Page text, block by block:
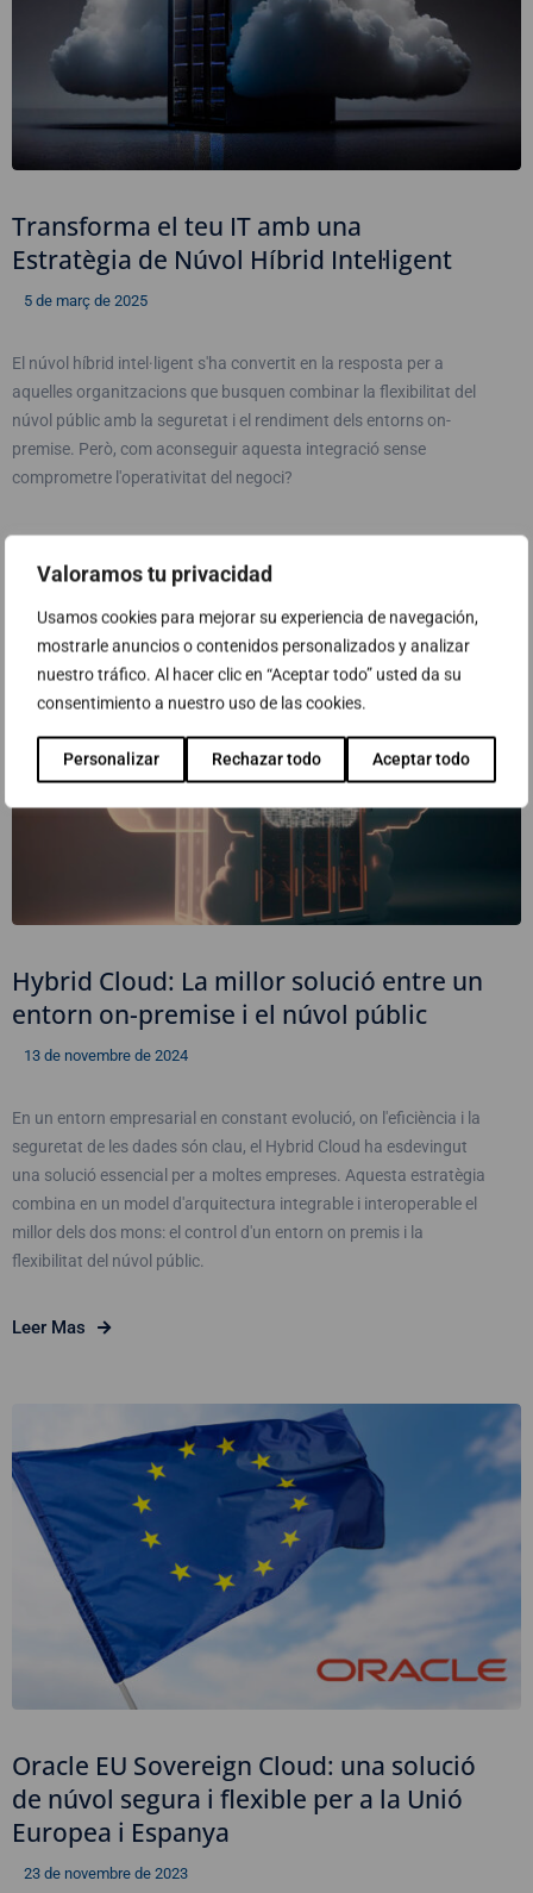
Valoramos tu privacidad
Usamos cookies para mejorar su experiencia de navegación,
mostrarle anuncios o contenidos personalizados y analizar
nuestro tráfico. Al hacer clic en “Aceptar todo” usted da su
consentimiento a nuestro uso de las cookies.
Personalizar Rechazar todo Aceptar todo
Transforma el teu IT amb una
Estratègia de Núvol Híbrid Intel·ligent
5 de març de 2025
El núvol híbrid intel·ligent s'ha convertit en la resposta per a
aquelles organitzacions que busquen combinar la flexibilitat del
núvol públic amb la seguretat i el rendiment dels entorns on-
premise. Però, com aconseguir aquesta integració sense
comprometre l'operativitat del negoci?
Hybrid Cloud: La millor solució entre un
entorn on-premise i el núvol públic
13 de novembre de 2024
En un entorn empresarial en constant evolució, on l'eficiència i la
seguretat de les dades són clau, el Hybrid Cloud ha esdevingut
una solució essencial per a moltes empreses. Aquesta estratègia
combina en un model d'arquitectura integrable i interoperable el
millor dels dos mons: el control d'un entorn on premis i la
flexibilitat del núvol públic.
Leer Mas
Oracle EU Sovereign Cloud: una solució
de núvol segura i flexible per a la Unió
Europea i Espanya
23 de novembre de 2023